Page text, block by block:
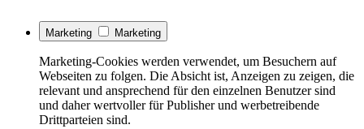
Marketing Marketing
Marketing-Cookies werden verwendet, um Besuchern auf
Webseiten zu folgen. Die Absicht ist, Anzeigen zu zeigen, die
relevant und ansprechend für den einzelnen Benutzer sind
und daher wertvoller für Publisher und werbetreibende
Drittparteien sind.